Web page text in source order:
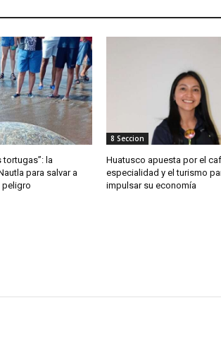
tortugas”: la
para salvar a
peligro
8 Seccion
Huatusco apuesta por el
especialidad y el turismo
impulsar su economía